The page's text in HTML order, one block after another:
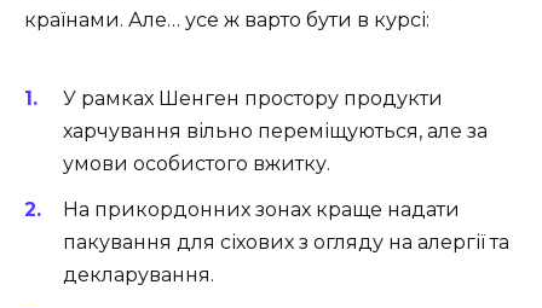
країнами. Але… усе ж варто бути в курсі:
У рамках Шенген простору продукти
харчування вільно переміщуються, але за
умови особистого вжитку.
На прикордонних зонах краще надати
пакування для сіхових з огляду на алергії та
декларування.